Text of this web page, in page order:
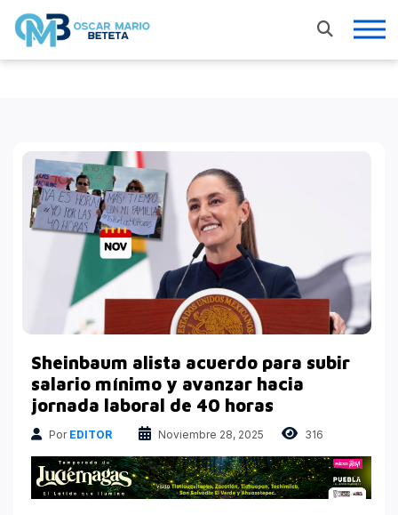
Sheinbaum alista acuerdo para subir
salario mínimo y avanzar hacia
jornada laboral de 40 horas
Por EDITOR Noviembre 28, 2025 316
Nacional
En los tiempos de la radio
Entrevistas
Internacional
Deportes
Columnas invitadas
Finanzas
Atrapados en las Redes
Columnas Político Financieras
Principales medios
Nacional